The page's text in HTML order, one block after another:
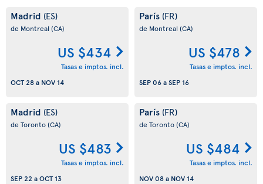
Madrid (ES)
de Montreal (CA)
US $434
Tasas e imptos. incl.
OCT 28a NOV 14
París (FR)
de Montreal (CA)
US $478
Tasas e imptos. incl.
SEP 06aSEP 16
Madrid (ES)
de Toronto(CA)
US $483
Tasas e imptos. incl.
SEP 22 aOCT 13
París (FR)
de Toronto(CA)
US $484
Tasas e imptos. incl.
NOV 08a NOV 14